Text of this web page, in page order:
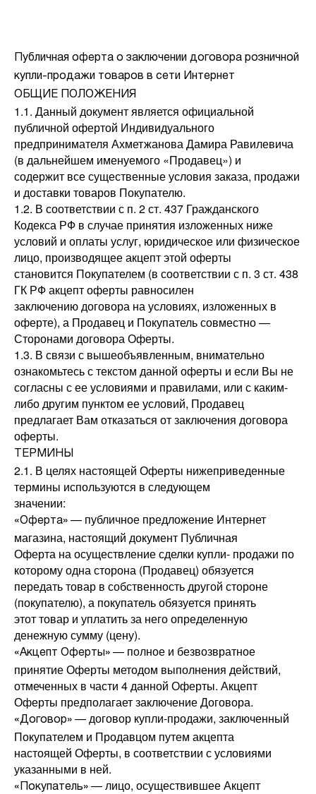
Публичная оферта о заключении договора розничной
купли-продажи товаров в сети Интернет
ОБЩИЕ ПОЛОЖЕНИЯ
1.1. Данный документ является официальной
публичной офертой Индивидуального
предпринимателя Ахметжанова Дамира Равилевича
(в дальнейшем именуемого «Продавец») и
содержит все существенные условия заказа, продажи
и доставки товаров Покупателю.
1.2. В соответствии с п. 2 ст. 437 Гражданского
Кодекса РФ в случае принятия изложенных ниже
условий и оплаты услуг, юридическое или физическое
лицо, производящее акцепт этой оферты
становится Покупателем (в соответствии с п. 3 ст. 438
ГК РФ акцепт оферты равносилен
заключению договора на условиях, изложенных в
оферте), а Продавец и Покупатель совместно —
Сторонами договора Оферты.
1.3. В связи с вышеобъявленным, внимательно
ознакомьтесь с текстом данной оферты и если Вы не
согласны с ее условиями и правилами, или с каким-
либо другим пунктом ее условий, Продавец
предлагает Вам отказаться от заключения договора
оферты.
ТЕРМИНЫ
2.1. В целях настоящей Оферты нижеприведенные
термины используются в следующем
значении:
«Оферта» — публичное предложение Интернет
магазина, настоящий документ Публичная
Оферта на осуществление сделки купли- продажи по
которому одна сторона (Продавец) обязуется
передать товар в собственность другой стороне
(покупателю), а покупатель обязуется принять
этот товар и уплатить за него определенную
денежную сумму (цену).
«Акцепт Оферты» — полное и безвозвратное
принятие Оферты методом выполнения действий,
отмеченных в части 4 данной Оферты. Акцепт
Оферты предполагает заключение Договора.
«Договор» — договор купли-продажи, заключенный
Покупателем и Продавцом путем акцепта
настоящей Оферты, в соответствии с условиями
указанными в ней.
«Покупатель» — лицо, осуществившее Акцепт